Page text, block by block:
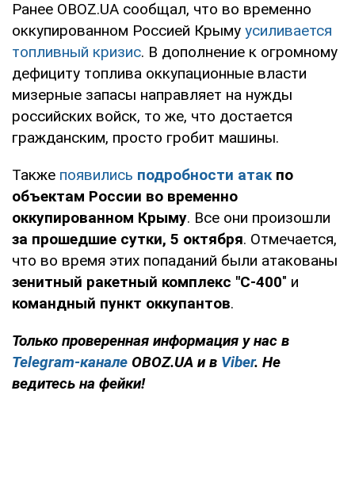
Ранее OBOZ.UA сообщал, что во временно
оккупированном Россией Крыму усиливается
топливный кризис. В дополнение к огромному
дефициту топлива оккупационные власти
мизерные запасы направляет на нужды
российских войск, то же, что достается
гражданским, просто гробит машины.
Также появились подробности атакпо
объектам России во временно
оккупированном Крыму. Все они произошли
за прошедшие сутки, 5 октября. Отмечается,
что во время этих попаданий были атакованы
зенитный ракетный комплекс "С-400" и
командный пункт оккупантов.
Только проверенная информация у нас в
Telegram-канале OBOZ.UA и в Viber. Не
ведитесь на фейки!